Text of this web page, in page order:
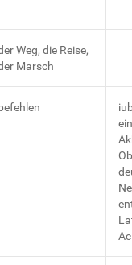
Weg, die Reise,
Marsch
befehlen